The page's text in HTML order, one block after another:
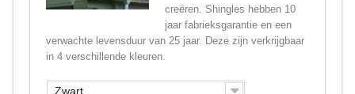
creëren. Shingles hebben 10
jaar fabrieksgarantie en een
verwachte levensduur van 25 jaar. Deze zijn verkrijgbaar
in 4 verschillende kleuren.
Zwart